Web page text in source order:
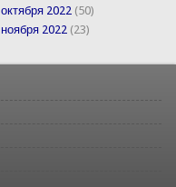
октября 2022 (50)
ноября 2022 (23)